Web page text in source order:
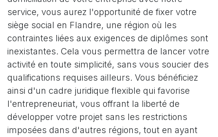
service, vous aurez l'opportunité de fixer votre
siège social en Flandre, une région où les
contraintes liées aux exigences de diplômes sont
inexistantes. Cela vous permettra de lancer votre
activité en toute simplicité, sans vous soucier des
qualifications requises ailleurs. Vous bénéficiez
ainsi d'un cadre juridique flexible qui favorise
l'entrepreneuriat, vous offrant la liberté de
développer votre projet sans les restrictions
imposées dans d'autres régions, tout en ayant